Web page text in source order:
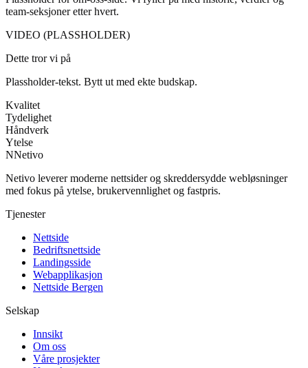
team‑seksjoner etter hvert.
VIDEO (PLASSHOLDER)
Dette tror vi på
Plassholder‑tekst. Bytt ut med ekte budskap.
Kvalitet
Tydelighet
Håndverk
Ytelse
NNetivo
Netivo leverer moderne nettsider og skreddersydde webløsninger
med fokus på ytelse, brukervennlighet og fastpris.
Tjenester
Nettside
Bedriftsnettside
Landingsside
Webapplikasjon
Nettside Bergen
Selskap
Innsikt
Om oss
Våre prosjekter